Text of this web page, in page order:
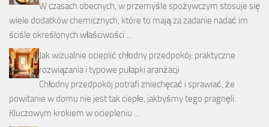
W czasach obecnych, w przemyśle spożywczym stosuje się
wiele dodatków chemicznych, które to mają za zadanie nadać im
ściśle określonych właściwości …
Jak wizualnie ocieplić chłodny przedpokój: praktyczne
rozwiązania i typowe pułapki aranżacji
Chłodny przedpokój potrafi zniechęcać i sprawiać, że
powitanie w domu nie jest tak ciepłe, jakbyśmy tego pragnęli.
Kluczowym krokiem w ociepleniu …